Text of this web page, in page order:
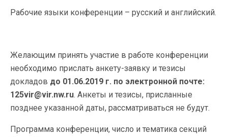
Рабочие языки конференции – русский и английский.
Желающим принять участие в работе конференции
необходимо прислать анкету-заявку и тезисы
докладов до 01.06.2019 г. по электронной почте:
125vir@vir.nw.ru. Анкеты и тезисы, присланные
позднее указанной даты, рассматриваться не будут.
Программа конференции, число и тематика секций